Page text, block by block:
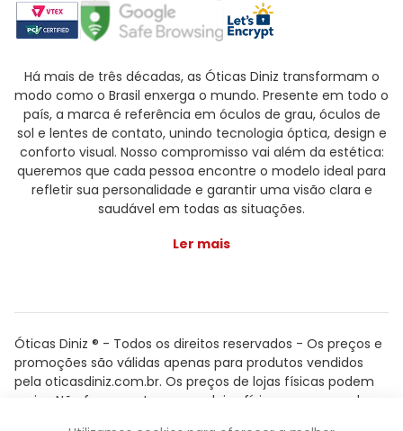
Há mais de três décadas, as Óticas Diniz transformam o
modo como o Brasil enxerga o mundo. Presente em todo o
país, a marca é referência em óculos de grau, óculos de
sol e lentes de contato, unindo tecnologia óptica, design e
conforto visual. Nosso compromisso vai além da estética:
queremos que cada pessoa encontre o modelo ideal para
refletir sua personalidade e garantir uma visão clara e
saudável em todas as situações.
Ler mais
Óticas Diniz ® - Todos os direitos reservados - Os preços e
promoções são válidas apenas para produtos vendidos
pela oticasdiniz.com.br. Os preços de lojas físicas podem
variar. Não fazemos trocas em lojas físicas, apenas pelo